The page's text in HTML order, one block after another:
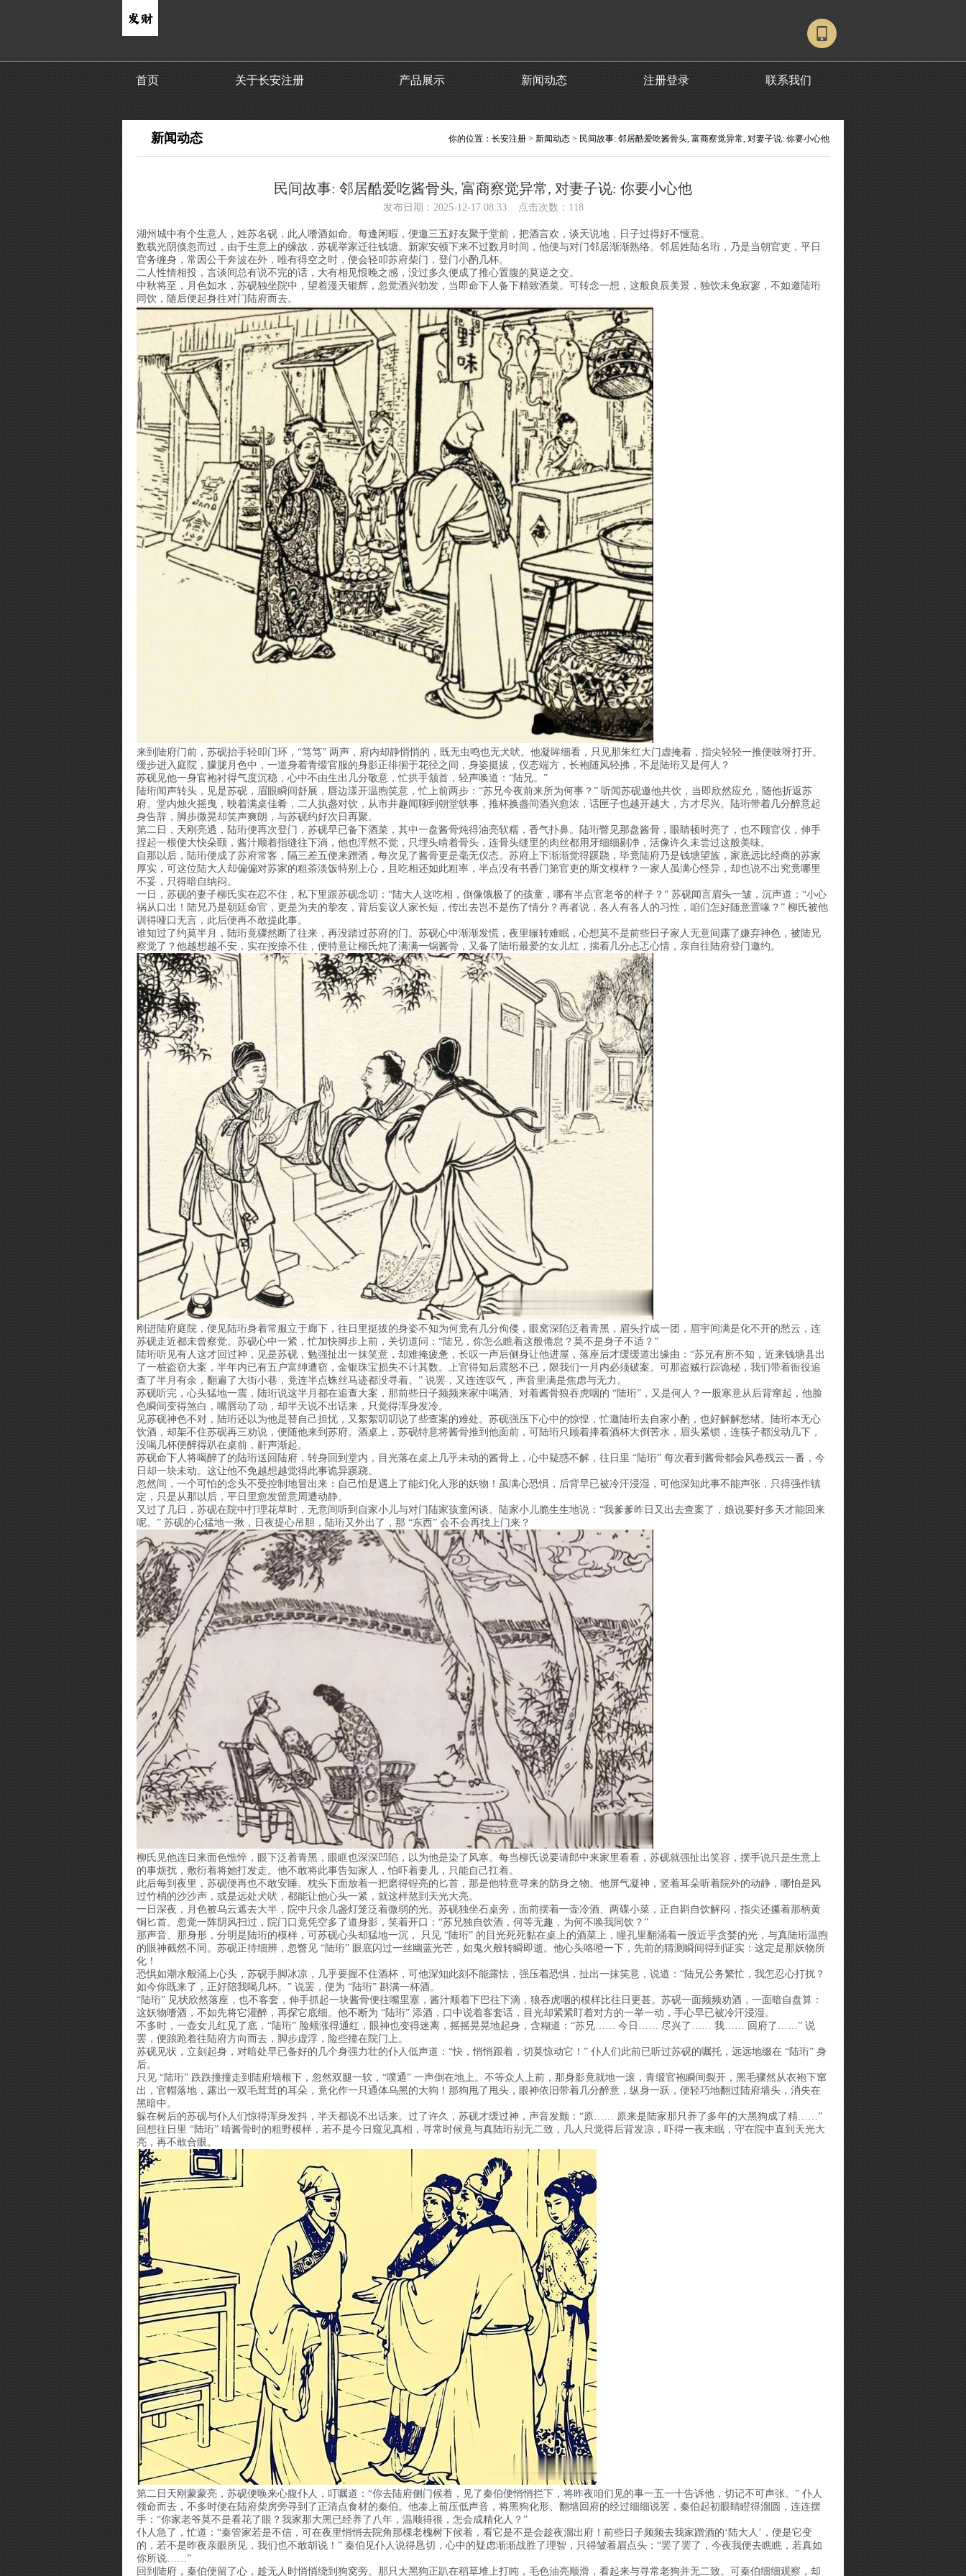
首页 关于长安注册 产品展示 新闻动态 注册登录 联系我们
新闻动态 你的位置： 长安注册 > 新闻动态 > 民间故事: 邻居酷爱吃酱骨头, 富商察觉异常, 对妻子说: 你要小心他
民间故事: 邻居酷爱吃酱骨头, 富商察觉异常, 对妻子说: 你要小心他
发布日期：2025-12-17 08:33 点击次数：118
湖州城中有个生意人，姓苏名砚，此人嗜酒如命。每逢闲暇，便邀三五好友聚于堂前，把酒言欢，谈天说地，日子过得好不惬意。
数载光阴倏忽而过，由于生意上的缘故，苏砚举家迁往钱塘。新家安顿下来不过数月时间，他便与对门邻居渐渐熟络。邻居姓陆名珩，乃是当朝官吏，平日
官务缠身，常因公干奔波在外，唯有得空之时，便会轻叩苏府柴门，登门小酌几杯。
二人性情相投，言谈间总有说不完的话，大有相见恨晚之感，没过多久便成了推心置腹的莫逆之交。
中秋将至，月色如水，苏砚独坐院中，望着漫天银辉，忽觉酒兴勃发，当即命下人备下精致酒菜。可转念一想，这般良辰美景，独饮未免寂寥，不如邀陆珩
同饮，随后便起身往对门陆府而去。
来到陆府门前，苏砚抬手轻叩门环，“笃笃” 两声，府内却静悄悄的，既无虫鸣也无犬吠。他凝眸细看，只见那朱红大门虚掩着，指尖轻轻一推便吱呀打开。
缓步进入庭院，朦胧月色中，一道身着青缎官服的身影正徘徊于花径之间，身姿挺拔，仪态端方，长袍随风轻拂，不是陆珩又是何人？
苏砚见他一身官袍衬得气度沉稳，心中不由生出几分敬意，忙拱手颔首，轻声唤道：“陆兄。”
陆珩闻声转头，见是苏砚，眉眼瞬间舒展，唇边漾开温煦笑意，忙上前两步：“苏兄今夜前来所为何事？” 听闻苏砚邀他共饮，当即欣然应允，随他折返苏
府。堂内烛火摇曳，映着满桌佳肴，二人执盏对饮，从市井趣闻聊到朝堂轶事，推杯换盏间酒兴愈浓，话匣子也越开越大，方才尽兴。陆珩带着几分醉意起
身告辞，脚步微晃却笑声爽朗，与苏砚约好次日再聚。
第二日，天刚亮透，陆珩便再次登门，苏砚早已备下酒菜，其中一盘酱骨炖得油亮软糯，香气扑鼻。陆珩瞥见那盘酱骨，眼睛顿时亮了，也不顾官仪，伸手
捏起一根便大快朵颐，酱汁顺着指缝往下淌，他也浑然不觉，只埋头啃着骨头，连骨头缝里的肉丝都用牙细细剔净，活像许久未尝过这般美味。
自那以后，陆珩便成了苏府常客，隔三差五便来蹭酒，每次见了酱骨更是毫无仪态。苏府上下渐渐觉得蹊跷，毕竟陆府乃是钱塘望族，家底远比经商的苏家
厚实，可这位陆大人却偏偏对苏家的粗茶淡饭特别上心，且吃相还如此粗率，半点没有书香门第官吏的斯文模样？一家人虽满心怪异，却也说不出究竟哪里
不妥，只得暗自纳闷。
一日，苏砚的妻子柳氏实在忍不住，私下里跟苏砚念叨：“陆大人这吃相，倒像饿极了的孩童，哪有半点官老爷的样子？” 苏砚闻言眉头一皱，沉声道：“小心
祸从口出！陆兄乃是朝廷命官，更是为夫的挚友，背后妄议人家长短，传出去岂不是伤了情分？再者说，各人有各人的习性，咱们怎好随意置喙？” 柳氏被他
训得哑口无言，此后便再不敢提此事。
谁知过了约莫半月，陆珩竟骤然断了往来，再没踏过苏府的门。苏砚心中渐渐发慌，夜里辗转难眠，心想莫不是前些日子家人无意间露了嫌弃神色，被陆兄
察觉了？他越想越不安，实在按捺不住，便特意让柳氏炖了满满一锅酱骨，又备了陆珩最爱的女儿红，揣着几分忐忑心情，亲自往陆府登门邀约。
刚进陆府庭院，便见陆珩身着常服立于廊下，往日里挺拔的身姿不知为何竟有几分佝偻，眼窝深陷泛着青黑，眉头拧成一团，眉宇间满是化不开的愁云，连
苏砚走近都未曾察觉。苏砚心中一紧，忙加快脚步上前，关切道问：“陆兄，你怎么瞧着这般倦怠？莫不是身子不适？”
陆珩听见有人这才回过神，见是苏砚，勉强扯出一抹笑意，却难掩疲惫，长叹一声后侧身让他进屋，落座后才缓缓道出缘由：“苏兄有所不知，近来钱塘县出
了一桩盗窃大案，半年内已有五户富绅遭窃，金银珠宝损失不计其数。上官得知后震怒不已，限我们一月内必须破案。可那盗贼行踪诡秘，我们带着衙役追
查了半月有余，翻遍了大街小巷，竟连半点蛛丝马迹都没寻着。” 说罢，又连连叹气，声音里满是焦虑与无力。
苏砚听完，心头猛地一震，陆珩说这半月都在追查大案，那前些日子频频来家中喝酒、对着酱骨狼吞虎咽的 “陆珩”，又是何人？一股寒意从后背窜起，他脸
色瞬间变得煞白，嘴唇动了动，却半天说不出话来，只觉得浑身发冷。
见苏砚神色不对，陆珩还以为他是替自己担忧，又絮絮叨叨说了些查案的难处。苏砚强压下心中的惊惶，忙邀陆珩去自家小酌，也好解解愁绪。陆珩本无心
饮酒，却架不住苏砚再三劝说，便随他来到苏府。酒桌上，苏砚特意将酱骨推到他面前，可陆珩只顾着捧着酒杯大倒苦水，眉头紧锁，连筷子都没动几下，
没喝几杯便醉得趴在桌前，鼾声渐起。
苏砚命下人将喝醉了的陆珩送回陆府，转身回到堂内，目光落在桌上几乎未动的酱骨上，心中疑惑不解，往日里 “陆珩” 每次看到酱骨都会风卷残云一番，今
日却一块未动。这让他不免越想越觉得此事诡异蹊跷。
忽然间，一个可怕的念头不受控制地冒出来：自己怕是遇上了能幻化人形的妖物！虽满心恐惧，后背早已被冷汗浸湿，可他深知此事不能声张，只得强作镇
定，只是从那以后，平日里愈发留意周遭动静。
又过了几日，苏砚在院中打理花草时，无意间听到自家小儿与对门陆家孩童闲谈。陆家小儿脆生生地说：“我爹爹昨日又出去查案了，娘说要好多天才能回来
呢。” 苏砚的心猛地一揪，日夜提心吊胆，陆珩又外出了，那 “东西” 会不会再找上门来？
柳氏见他连日来面色憔悴，眼下泛着青黑，眼眶也深深凹陷，以为他是染了风寒。每当柳氏说要请郎中来家里看看，苏砚就强扯出笑容，摆手说只是生意上
的事烦扰，敷衍着将她打发走。他不敢将此事告知家人，怕吓着妻儿，只能自己扛着。
此后每到夜里，苏砚便再也不敢安睡。枕头下面放着一把磨得锃亮的匕首，那是他特意寻来的防身之物。他屏气凝神，竖着耳朵听着院外的动静，哪怕是风
过竹梢的沙沙声，或是远处犬吠，都能让他心头一紧，就这样熬到天光大亮。
一日深夜，月色被乌云遮去大半，院中只余几盏灯笼泛着微弱的光。苏砚独坐石桌旁，面前摆着一壶冷酒、两碟小菜，正自斟自饮解闷，指尖还攥着那柄黄
铜匕首。忽觉一阵阴风扫过，院门口竟凭空多了道身影，笑着开口：“苏兄独自饮酒，何等无趣，为何不唤我同饮？”
那声音、那身形，分明是陆珩的模样，可苏砚心头却猛地一沉， 只见 “陆珩” 的目光死死黏在桌上的酒菜上，瞳孔里翻涌着一股近乎贪婪的光，与真陆珩温煦
的眼神截然不同。苏砚正待细辨，忽瞥见 “陆珩” 眼底闪过一丝幽蓝光芒，如鬼火般转瞬即逝。他心头咯噔一下，先前的猜测瞬间得到证实：这定是那妖物所
化！
恐惧如潮水般涌上心头，苏砚手脚冰凉，几乎要握不住酒杯，可他深知此刻不能露怯，强压着恐惧，扯出一抹笑意，说道：“陆兄公务繁忙，我怎忍心打扰？
如今你既来了，正好陪我喝几杯。” 说罢，便为 “陆珩” 斟满一杯酒。
“陆珩” 见状欣然落座，也不客套，伸手抓起一块酱骨便往嘴里塞，酱汁顺着下巴往下滴，狼吞虎咽的模样比往日更甚。苏砚一面频频劝酒，一面暗自盘算：
这妖物嗜酒，不如先将它灌醉，再探它底细。他不断为 “陆珩” 添酒，口中说着客套话，目光却紧紧盯着对方的一举一动，手心早已被冷汗浸湿。
不多时，一壶女儿红见了底，“陆珩” 脸颊涨得通红，眼神也变得迷离，摇摇晃晃地起身，含糊道：“苏兄…… 今日…… 尽兴了…… 我…… 回府了……” 说
罢，便踉跄着往陆府方向而去，脚步虚浮，险些撞在院门上。
苏砚见状，立刻起身，对暗处早已备好的几个身强力壮的仆人低声道：“快，悄悄跟着，切莫惊动它！” 仆人们此前已听过苏砚的嘱托，远远地缀在 “陆珩” 身
后。
只见 “陆珩” 跌跌撞撞走到陆府墙根下，忽然双腿一软，“噗通” 一声倒在地上。不等众人上前，那身影竟就地一滚，青缎官袍瞬间裂开，黑毛骤然从衣袍下窜
出，官帽落地，露出一双毛茸茸的耳朵，竟化作一只通体乌黑的大狗！那狗甩了甩头，眼神依旧带着几分醉意，纵身一跃，便轻巧地翻过陆府墙头，消失在
黑暗中。
躲在树后的苏砚与仆人们惊得浑身发抖，半天都说不出话来。过了许久，苏砚才缓过神，声音发颤：“原…… 原来是陆家那只养了多年的大黑狗成了精……”
回想往日里 “陆珩” 啃酱骨时的粗野模样，若不是今日窥见真相，寻常时候竟与真陆珩别无二致，几人只觉得后背发凉，吓得一夜未眠，守在院中直到天光大
亮，再不敢合眼。
第二日天刚蒙蒙亮，苏砚便唤来心腹仆人，叮嘱道：“你去陆府侧门候着，见了秦伯便悄悄拦下，将昨夜咱们见的事一五一十告诉他，切记不可声张。” 仆人
领命而去，不多时便在陆府柴房旁寻到了正清点食材的秦伯。他凑上前压低声音，将黑狗化形、翻墙回府的经过细细说罢，秦伯起初眼睛瞪得溜圆，连连摆
手：“你家老爷莫不是看花了眼？我家那大黑已经养了八年，温顺得很，怎会成精化人？”
仆人急了，忙道：“秦管家若是不信，可在夜里悄悄去院角那棵老槐树下候着，看它是不是会趁夜溜出府！前些日子频频去我家蹭酒的‘陆大人’，便是它变
的，若不是昨夜亲眼所见，我们也不敢胡说！” 秦伯见仆人说得恳切，心中的疑虑渐渐战胜了理智，只得皱着眉点头：“罢了罢了，今夜我便去瞧瞧，若真如
你所说……”
回到陆府，秦伯便留了心，趁无人时悄悄绕到狗窝旁。那只大黑狗正趴在稻草堆上打盹，毛色油亮顺滑，看起来与寻常老狗并无二致。可秦伯细细观察，却